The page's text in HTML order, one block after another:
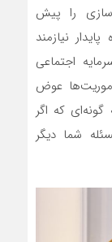
را پیش
نیازمند
اجتماعی
عوض
که اگر
شما دیگر